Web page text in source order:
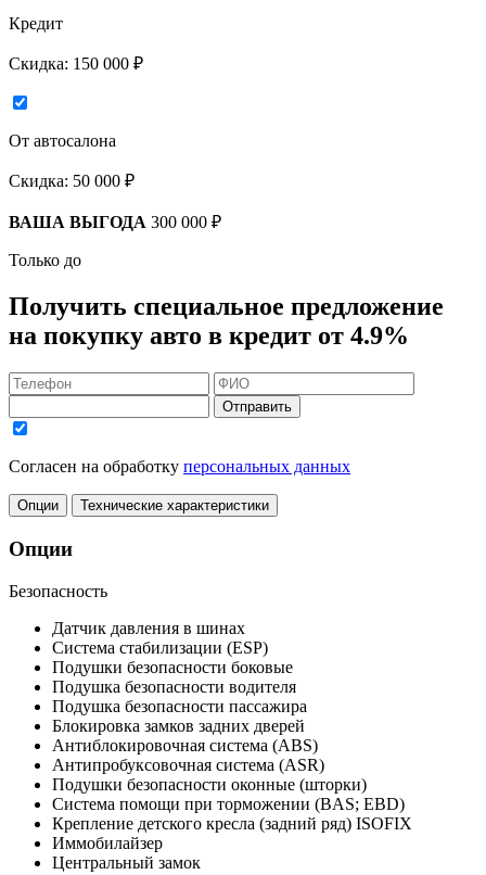
Кредит
Скидка: 150 000 ₽
От автосалона
Скидка: 50 000 ₽
ВАША ВЫГОДА 300 000 ₽
Только до
Получить специальное предложение
на покупку авто в кредит от 4.9%
Отправить
Согласен на обработку персональных данных
Опции Технические характеристики
Опции
Безопасность
Датчик давления в шинах
Система стабилизации (ESP)
Подушки безопасности боковые
Подушка безопасности водителя
Подушка безопасности пассажира
Блокировка замков задних дверей
Антиблокировочная система (ABS)
Антипробуксовочная система (ASR)
Подушки безопасности оконные (шторки)
Система помощи при торможении (BAS; EBD)
Крепление детского кресла (задний ряд) ISOFIX
Иммобилайзер
Центральный замок